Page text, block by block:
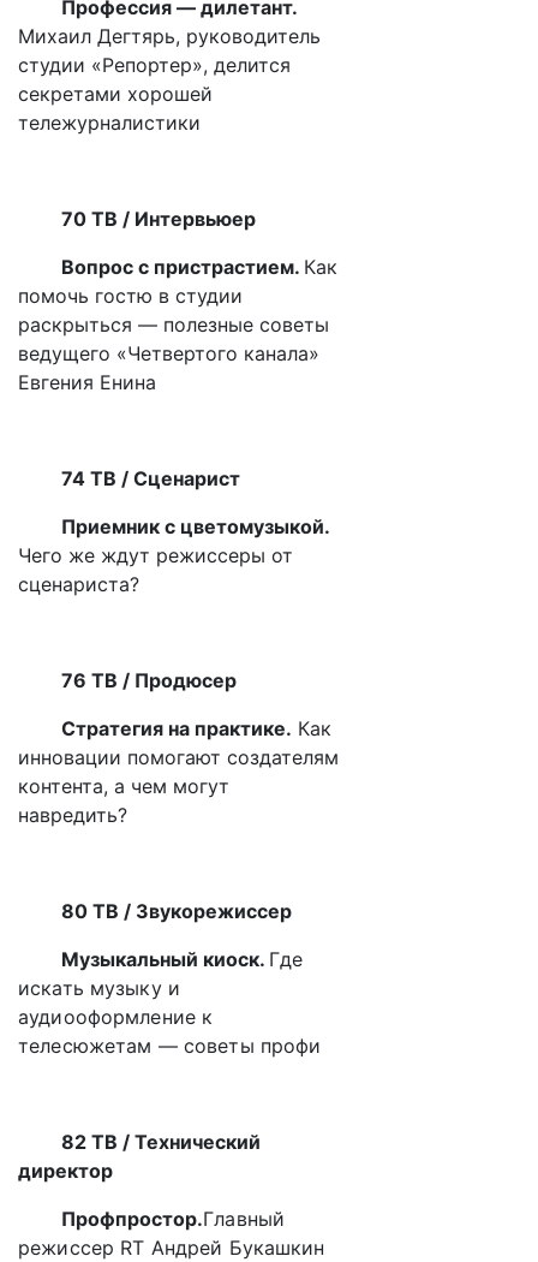
Профессия — дилетант.
Михаил Дегтярь, руководитель
студии «Репортер», делится
секретами хорошей
тележурналистики
70 ТВ / Интервьюер
Вопрос с пристрастием. Как
помочь гостю в студии
раскрыться — полезные советы
ведущего «Четвертого канала»
Евгения Енина
74 ТВ / Сценарист
Приемник с цветомузыкой.
Чего же ждут режиссеры от
сценариста?
76 ТВ / Продюсер
Стратегия на практике. Как
инновации помогают создателям
контента, а чем могут
навредить?
80 ТВ / Звукорежиссер
Музыкальный киоск. Где
искать музыку и
аудиооформление к
телесюжетам — советы профи
82 ТВ / Технический
директор
Профпростор.Главный
режиссер RT Андрей Букашкин